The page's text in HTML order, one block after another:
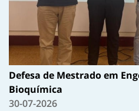
Defesa de Mestrado em
Bioquímica
30-07-2026